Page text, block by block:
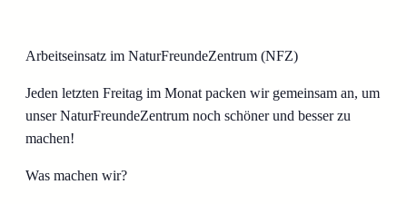
Arbeitseinsatz im NaturFreundeZentrum (NFZ)
Jeden letzten Freitag im Monat packen wir gemeinsam an, um
unser NaturFreundeZentrum noch schöner und besser zu
machen!
Was machen wir?